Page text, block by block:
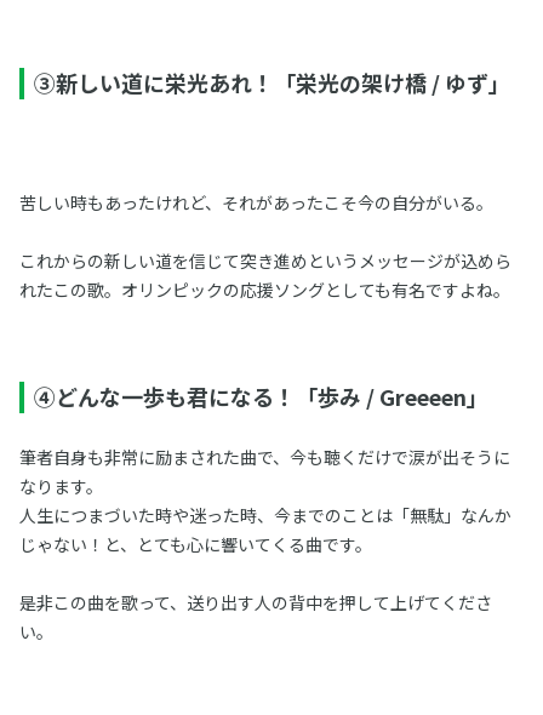
③新しい道に栄光あれ！「栄光の架け橋 / ゆず」
苦しい時もあったけれど、それがあったこそ今の自分がいる。
これからの新しい道を信じて突き進めというメッセージが込めら
れたこの歌。オリンピックの応援ソングとしても有名ですよね。
④どんな一歩も君になる！「歩み / Greeeen」
筆者自身も非常に励まされた曲で、今も聴くだけで涙が出そうに
なります。
人生につまづいた時や迷った時、今までのことは「無駄」なんか
じゃない！と、とても心に響いてくる曲です。
是非この曲を歌って、送り出す人の背中を押して上げてくださ
い。